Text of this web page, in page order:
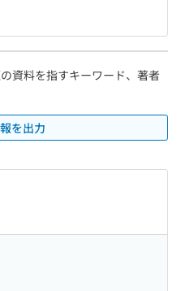
資料を指すキーワード、著者
を出力